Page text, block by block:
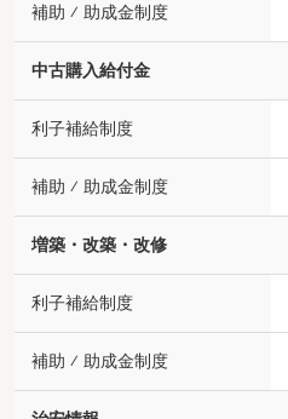
補助 ⁄ 助成金制度
中古購入給付金
利子補給制度
補助 ⁄ 助成金制度
増築・改築・改修
利子補給制度
補助 ⁄ 助成金制度